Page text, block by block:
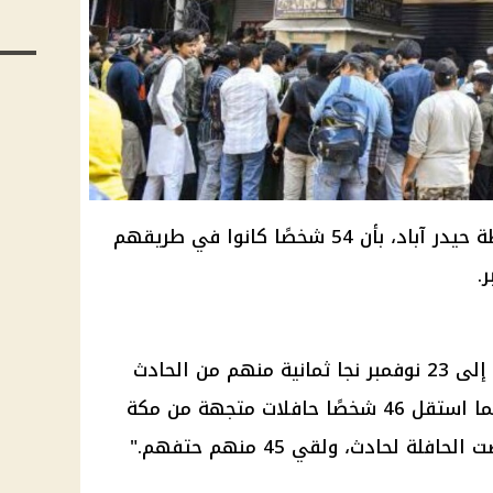
صرح في سي ساجانار، مفوض شرطة حيدر آباد، بأن 54 شخصًا كانوا في طريقهم
وأضاف: "كانت رحلتهم مقررة من 9 إلى 23 نوفمبر نجا ثمانية منهم من الحادث
باختيارهم السفر بشكل منفصل بينما استقل 46 شخصًا حافلات متجهة من مكة
لحادث، ولقي 45 منهم حتفهم."